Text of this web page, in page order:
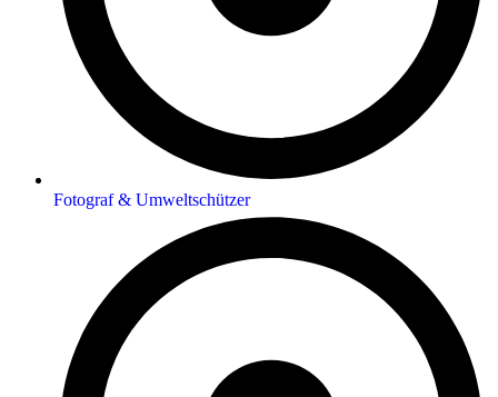
Fotograf & Umweltschützer